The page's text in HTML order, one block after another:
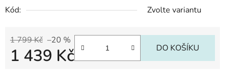
Kód:
Zvolte variantu
1 799 Kč –20 %
1 439 Kč DO KOŠÍKU